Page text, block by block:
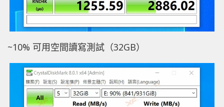
~10% 可用空間讀寫測試（32GB）